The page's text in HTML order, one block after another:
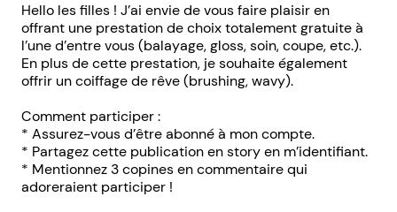
Hello les filles ! J’ai envie de vous faire plaisir en
offrant une prestation de choix totalement gratuite à
l’une d’entre vous (balayage, gloss, soin, coupe, etc.).
En plus de cette prestation, je souhaite également
offrir un coiffage de rêve (brushing, wavy).
Comment participer :
* Assurez-vous d’être abonné à mon compte.
* Partagez cette publication en story en m’identifiant.
* Mentionnez 3 copines en commentaire qui
adoreraient participer !